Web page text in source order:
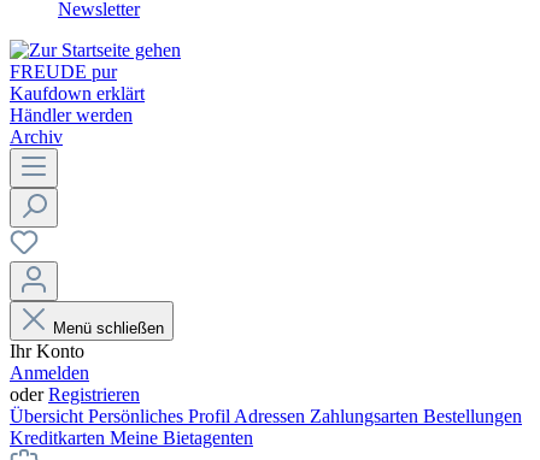
Newsletter
FREUDE pur
Kaufdown erklärt
Händler werden
Archiv
Menü schließen
Ihr Konto
Anmelden
oderRegistrieren
Übersicht Persönliches Profil Adressen Zahlungsarten Bestellungen
Kreditkarten Meine Bietagenten